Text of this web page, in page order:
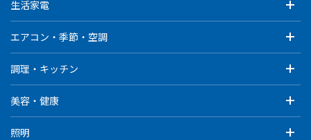
生活家電
エアコン・季節・空調
調理・キッチン
美容・健康
照明